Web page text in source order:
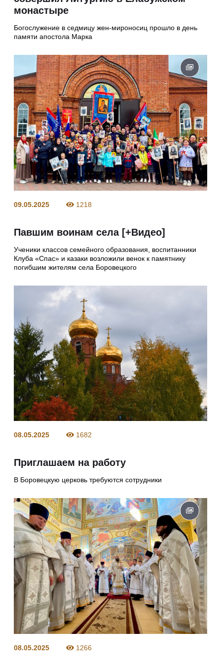
монастыре
Богослужение в седмицу жен-мироносиц прошло в день
памяти апостола Марка
09.05.2025 1218
Павшим воинам села [+Видео]
Ученики классов семейного образования, воспитанники
Клуба «Спас» и казаки возложили венок к памятнику
погибшим жителям села Боровецкого
08.05.2025 1682
Приглашаем на работу
В Боровецкую церковь требуются сотрудники
08.05.2025 1266